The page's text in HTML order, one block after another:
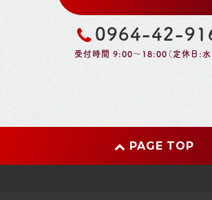
0964-42-
受付時間 9:00～18:00（定休日:水
PAGE TOP